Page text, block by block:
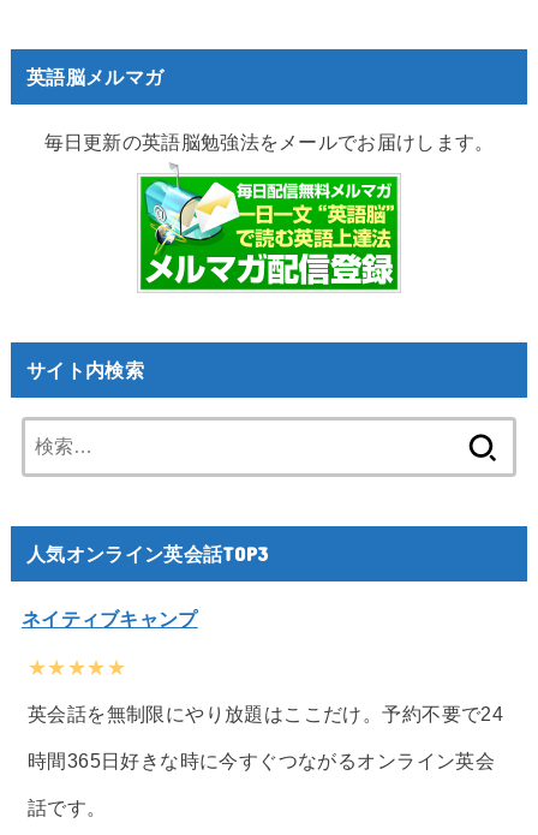
英語脳メルマガ
毎日更新の英語脳勉強法をメールでお届けします。
サイト内検索
索:
人気オンライン英会話TOP3
ネイティブキャンプ
★★★★★
英会話を無制限にやり放題はここだけ。予約不要で24
時間365日好きな時に今すぐつながるオンライン英会
話です。